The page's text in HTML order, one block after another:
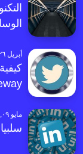
أبريل ٢٦, ٢٠٢٣
مايو ٠٩, ٢٠٢٠